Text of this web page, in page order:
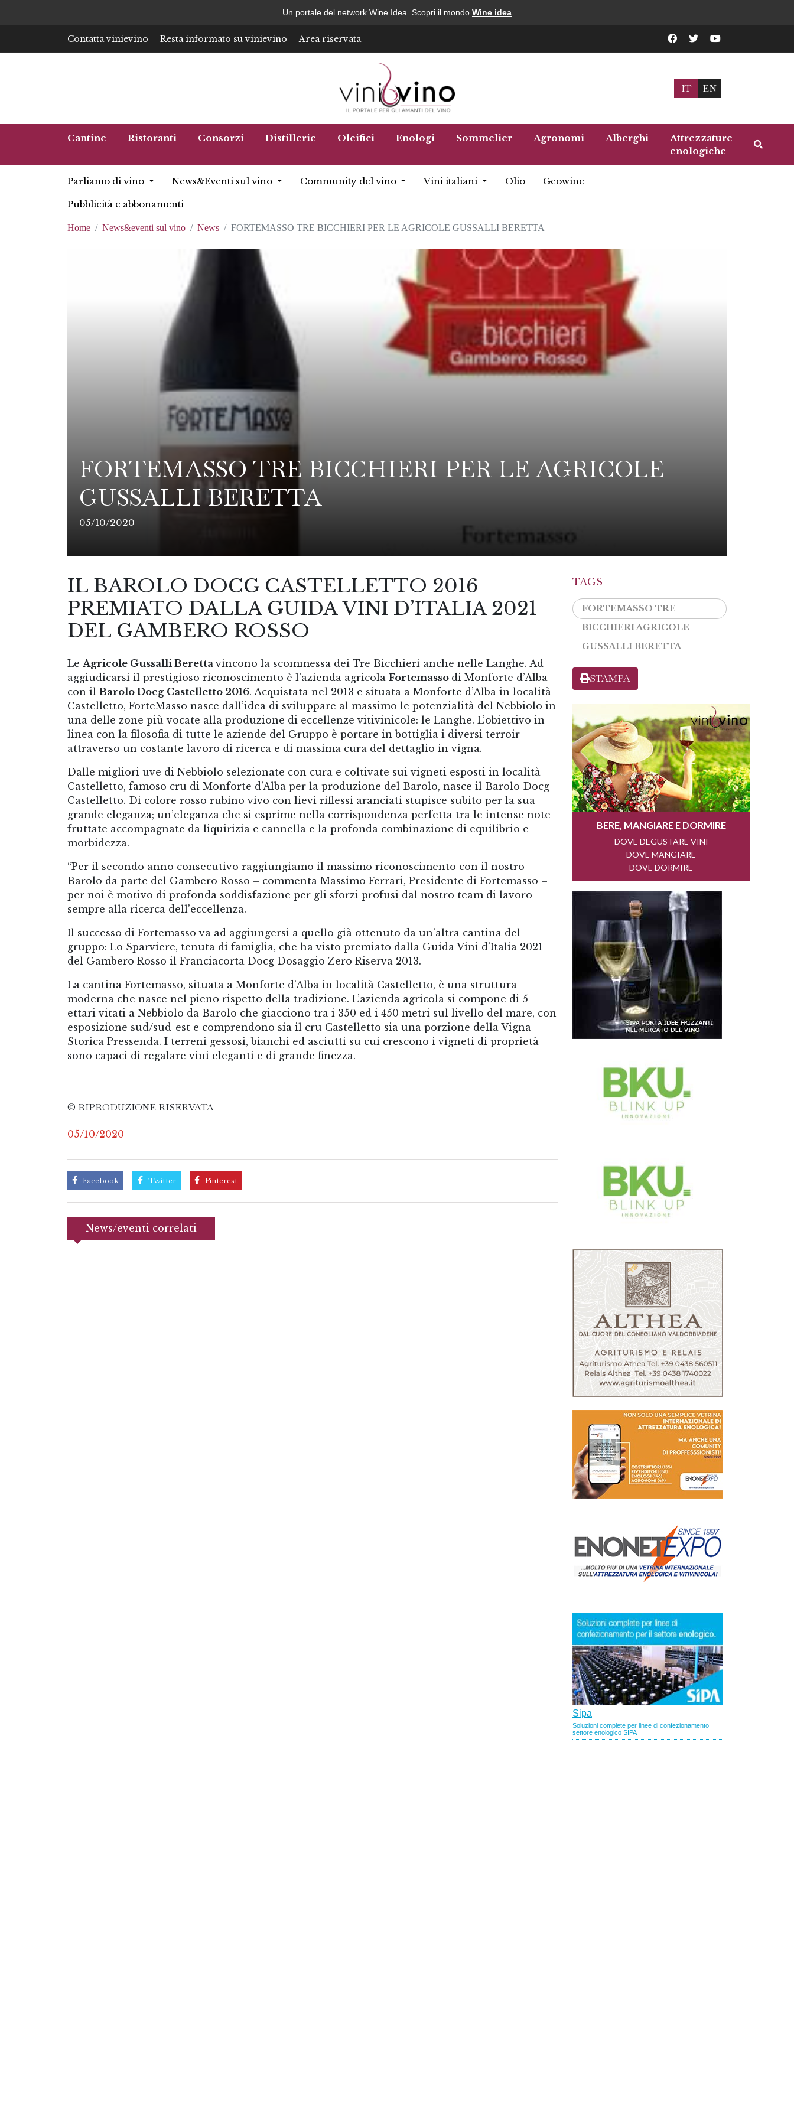
Un portale del network Wine Idea. Scopri il mondo Wine idea
Contatta vinievino Resta informato su vinievino Area riservata
IT EN
Cantine Ristoranti Consorzi Distillerie Oleifici Enologi Sommelier Agronomi Alberghi
Attrezzature
enologiche
Parliamo di vino News&Eventi sul vino Community del vino Vini italiani Olio Geowine
Pubblicità e abbonamenti
Home News&eventi sul vino News FORTEMASSO TRE BICCHIERI PER LE AGRICOLE GUSSALLI BERETTA
FORTEMASSO TRE BICCHIERI PER LE AGRICOLE
GUSSALLI BERETTA
05/10/2020
IL BAROLO DOCG CASTELLETTO 2016
PREMIATO DALLA GUIDA VINI D’ITALIA 2021
DEL GAMBERO ROSSO
Le Agricole Gussalli Berettavincono la scommessa dei Tre Bicchieri anche nelle Langhe. Ad
aggiudicarsi il prestigioso riconoscimento è l’azienda agricola Fortemasso di Monforte d’Alba
con il Barolo Docg Castelletto 2016. Acquistata nel 2013 e situata a Monforte d’Alba in località
Castelletto, ForteMasso nasce dall’idea di sviluppare al massimo le potenzialità del Nebbiolo in
una delle zone più vocate alla produzione di eccellenze vitivinicole: le Langhe. L’obiettivo in
linea con la filosofia di tutte le aziende del Gruppo è portare in bottiglia i diversi terroir
attraverso un costante lavoro di ricerca e di massima cura del dettaglio in vigna.
Dalle migliori uve di Nebbiolo selezionate con cura e coltivate sui vigneti esposti in località
Castelletto, famoso cru di Monforte d’Alba per la produzione del Barolo, nasce il Barolo Docg
Castelletto. Di colore rosso rubino vivo con lievi riflessi aranciati stupisce subito per la sua
grande eleganza; un’eleganza che si esprime nella corrispondenza perfetta tra le intense note
fruttate accompagnate da liquirizia e cannella e la profonda combinazione di equilibrio e
morbidezza.
“Per il secondo anno consecutivo raggiungiamo il massimo riconoscimento con il nostro
Barolo da parte del Gambero Rosso – commenta Massimo Ferrari, Presidente di Fortemasso –
per noi è motivo di profonda soddisfazione per gli sforzi profusi dal nostro team di lavoro
sempre alla ricerca dell’eccellenza.
Il successo di Fortemasso va ad aggiungersi a quello già ottenuto da un’altra cantina del
gruppo: Lo Sparviere, tenuta di famiglia, che ha visto premiato dalla Guida Vini d’Italia 2021
del Gambero Rosso il Franciacorta Docg Dosaggio Zero Riserva 2013.
La cantina Fortemasso, situata a Monforte d’Alba in località Castelletto, è una struttura
moderna che nasce nel pieno rispetto della tradizione. L’azienda agricola si compone di 5
ettari vitati a Nebbiolo da Barolo che giacciono tra i 350 ed i 450 metri sul livello del mare, con
esposizione sud/sud-est e comprendono sia il cru Castelletto sia una porzione della Vigna
Storica Pressenda. I terreni gessosi, bianchi ed asciutti su cui crescono i vigneti di proprietà
sono capaci di regalare vini eleganti e di grande finezza.
© RIPRODUZIONE RISERVATA
05/10/2020
Facebook Twitter Pinterest
News/eventi correlati
TAGS
FORTEMASSO TRE
BICCHIERI AGRICOLE
GUSSALLI BERETTA
STAMPA